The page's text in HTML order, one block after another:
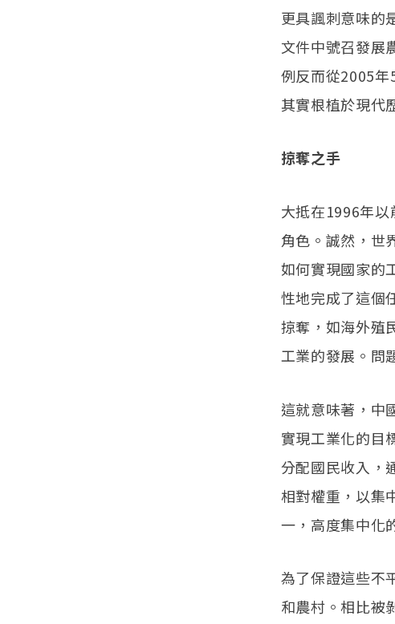
更具諷刺意味的
文件中號召發展
例反而從2005
其實根植於現代
掠奪之手
大抵在1996年
角色。誠然，世
如何實現國家的
性地完成了這個
掠奪，如海外殖
工業的發展。問
這就意味著，中
實現工業化的目
分配國民收入，
相對權重，以集
一，高度集中化
為了保證這些不
和農村。相比被